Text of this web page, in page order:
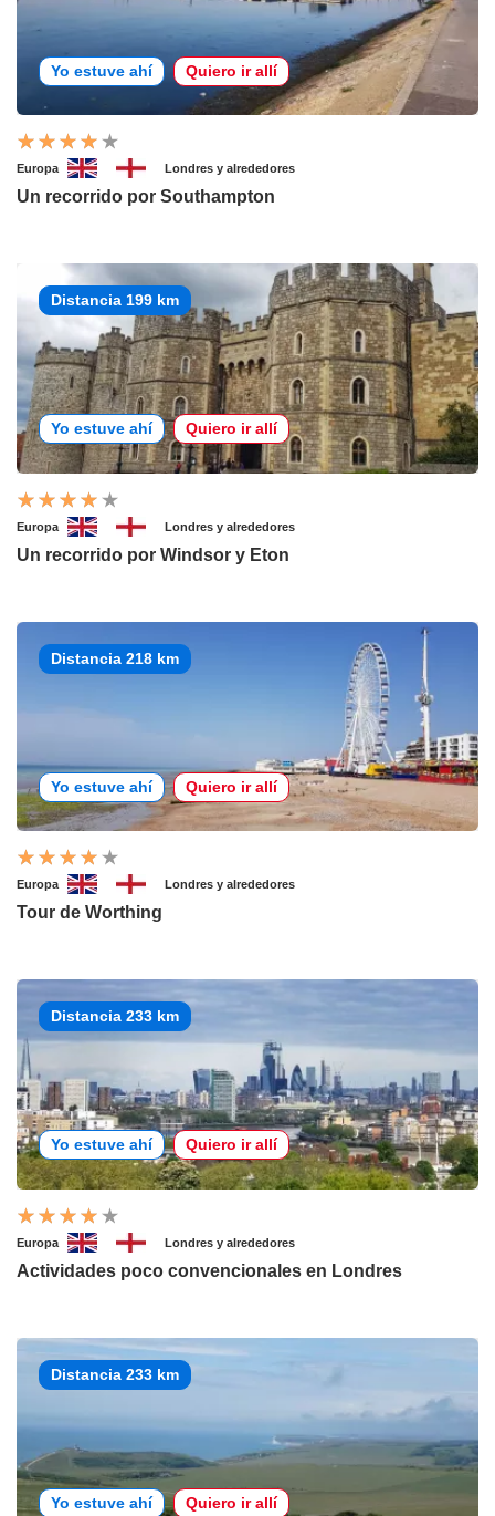
Yo estuve ahí Quiero ir allí
Europa Londres y alrededores
Un recorrido por Southampton
Distancia 199 km
Yo estuve ahí Quiero ir allí
Europa Londres y alrededores
Un recorrido por Windsor y Eton
Distancia 218 km
Yo estuve ahí Quiero ir allí
Europa Londres y alrededores
Tour de Worthing
Distancia 233 km
Yo estuve ahí Quiero ir allí
Europa Londres y alrededores
Actividades poco convencionales en Londres
Distancia 233 km
Yo estuve ahí Quiero ir allí